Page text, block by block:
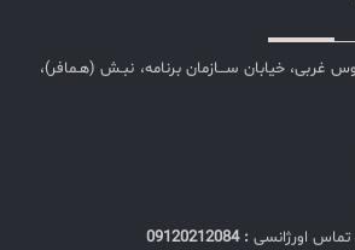
غربی، خیابان ســـازمان برنامه، نبـش (هـمافر)،
تماس اورژانسی : 09120212084